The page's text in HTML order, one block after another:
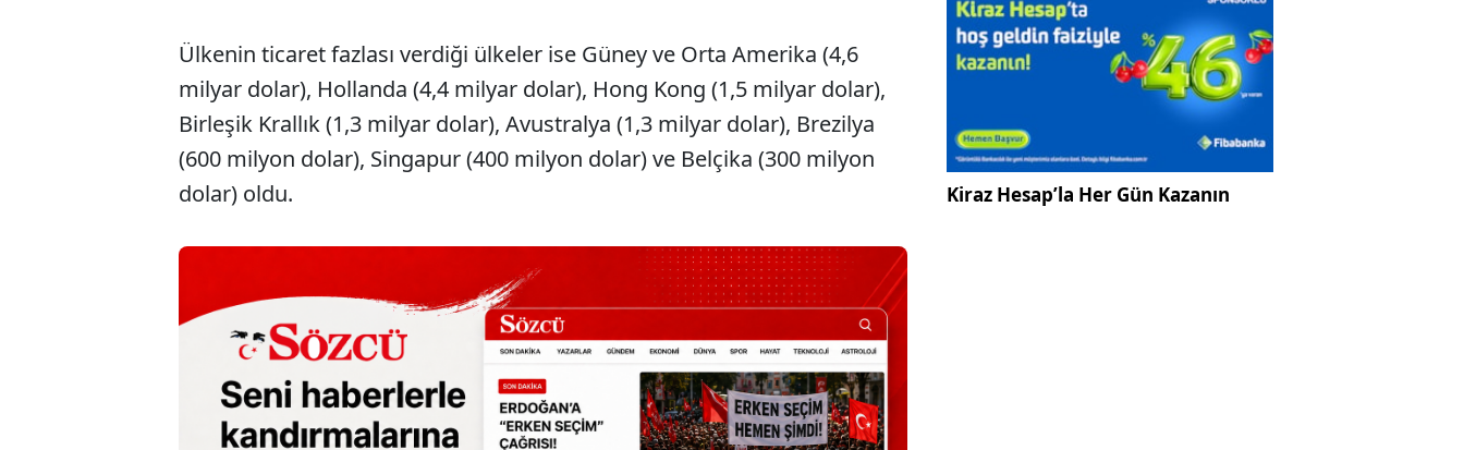
Ülkenin ticaret fazlası verdiği ülkeler ise Güney ve Orta Amerika (4,6
milyar dolar), Hollanda (4,4 milyar dolar), Hong Kong (1,5 milyar dolar),
Birleşik Krallık (1,3 milyar dolar), Avustralya (1,3 milyar dolar), Brezilya
(600 milyon dolar), Singapur (400 milyon dolar) ve Belçika (300 milyon
dolar) oldu.
Kiraz Hesap’la Her Gün Kazanın